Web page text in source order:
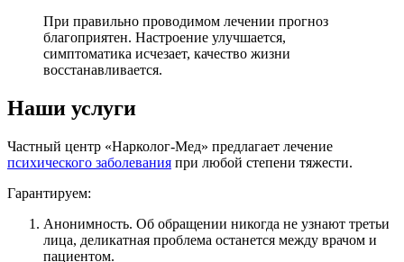
При правильно проводимом лечении прогноз
благоприятен. Настроение улучшается,
симптоматика исчезает, качество жизни
восстанавливается.
Наши услуги
Частный центр «Нарколог-Мед» предлагает лечение
психического заболевания при любой степени тяжести.
Гарантируем:
Анонимность. Об обращении никогда не узнают третьи
лица, деликатная проблема останется между врачом и
пациентом.